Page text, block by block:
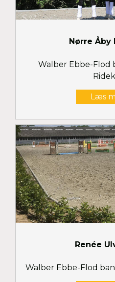
Nørre Åby
Walber Ebbe-Flod
Læs
Renée
Walber Ebbe-Flod